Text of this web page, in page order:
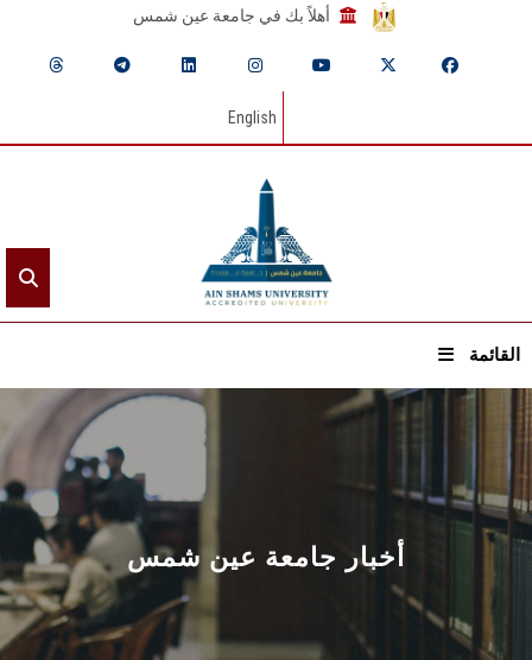
أهلاً بك في جامعة عين شمس
English
القائمة
الرئيسيـة
عن الجامعة
القطاعـات
الشئون الأكاديمية
أخبار جامعة عين شمس